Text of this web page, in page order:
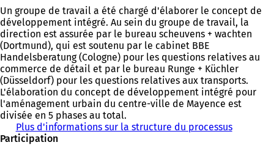
o
n
g
e
t
)
l
o
n
l
e
t
)
e
o
g
t
u
v
e
l
o
n
g
l
e
t
)
Un groupe de travail a été chargé d'élaborer le concept de
développement intégré. Au sein du groupe de travail, la
direction est assurée par le bureau scheuvens + wachten
(Dortmund), qui est soutenu par le cabinet BBE
Handelsberatung (Cologne) pour les questions relatives au
commerce de détail et par le bureau Runge + Küchler
(Düsseldorf) pour les questions relatives aux transports.
L'élaboration du concept de développement intégré pour
l'aménagement urbain du centre-ville de Mayence est
divisée en 5 phases au total.
Plus d'informations sur la structure du processus
Participation